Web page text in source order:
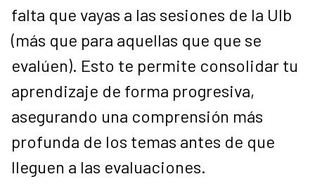
falta que vayas a las sesiones de la UIb
(más que para aquellas que que se
evalúen). Esto te permite consolidar tu
aprendizaje de forma progresiva,
asegurando una comprensión más
profunda de los temas antes de que
lleguen a las evaluaciones.